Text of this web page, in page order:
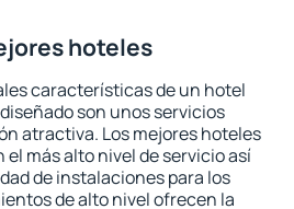
hoteles
características de un hotel
son unos servicios
atractiva. Los mejores hoteles
más alto nivel de servicio así
de instalaciones para los
de alto nivel ofrecen la